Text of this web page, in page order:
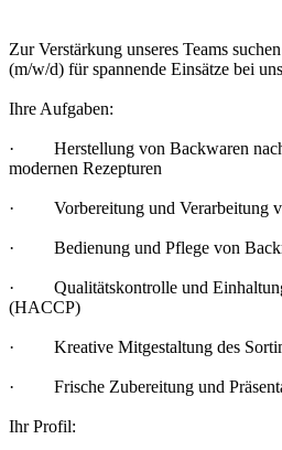
Zur Verstärkung unseres Teams
(m/w/d) für spannende Einsätze bei
Ihre Aufgaben:
· Herstellung von Backwaren nach
modernen Rezepturen
· Vorbereitung und Verarbeitung
· Bedienung und Pflege von
· Qualitätskontrolle und Einhaltung
(HACCP)
· Kreative Mitgestaltung des
· Frische Zubereitung und
Ihr Profil: